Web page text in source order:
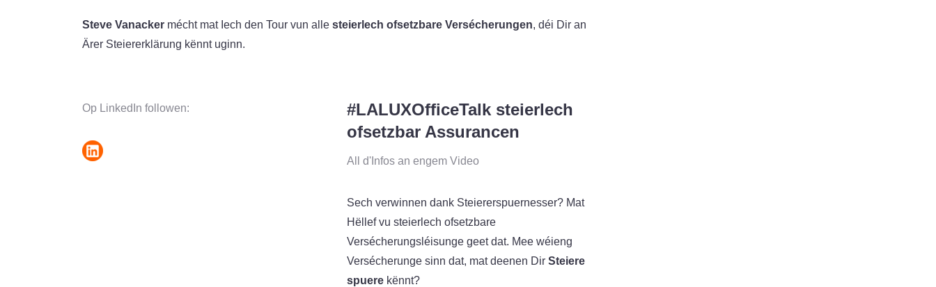
Steve Vanacker mécht mat Iech den Tour vun alle steierlech ofsetzbare Versécherungen, déi Dir an
Ärer Steiererklärung kënnt uginn.
Op LinkedIn followen:
#LALUXOfficeTalk steierlech
ofsetzbar Assurancen
All d'Infos an engem Video
Sech verwinnen dank Steiererspuernesser? Mat
Hëllef vu steierlech ofsetzbare
Versécherungsléisunge geet dat. Mee wéieng
Versécherunge sinn dat, mat deenen Dir Steiere
spuere kënnt?